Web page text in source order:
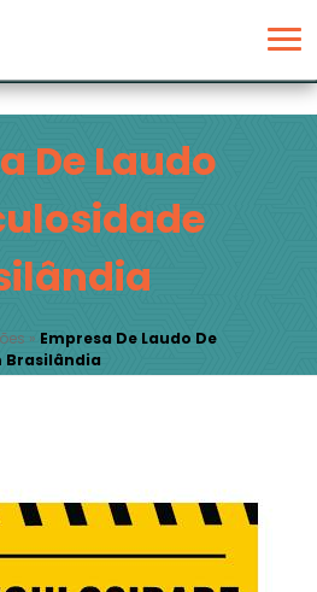
De Laudo
» Empresa De Laudo De
Brasilândia